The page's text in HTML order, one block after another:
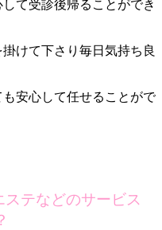
て受診後帰ることができ
けて下さり毎日気持ち良
安心して任せることがで
テなどのサービス